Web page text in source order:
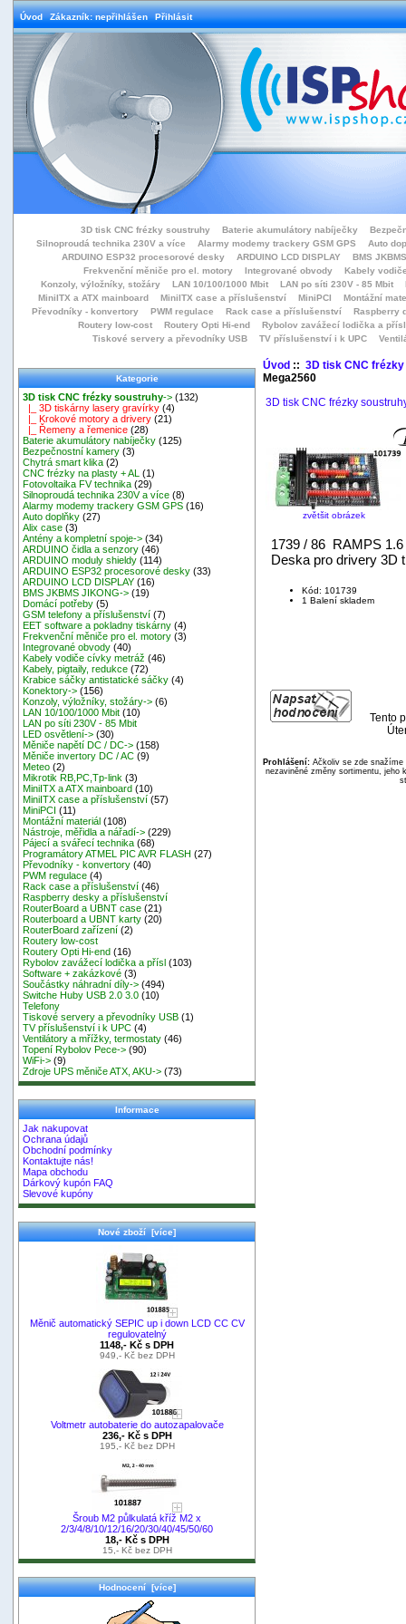
Úvod Zákazník: nepřihlášen Přihlásit
3D tisk CNC frézky soustruhy Baterie akumulátory nabíječky
Silnoproudá technika 230V a více
Alarmy modemy trackery GSM GPS
Auto
ARDUINO ESP32 procesorové desky
ARDUINO LCD DISPLAY
BMS
Frekvenční měniče pro el. motory
Integrované obvody
Kabely
Konzoly, výložníky, stožáry
LAN 10/100/1000 Mbit LAN po síti 230V - 85 Mbit
MiniITX a ATX mainboard
MiniITX case a příslušenství MiniPCI
Montážní
Převodníky - konvertory
PWM regulace Rack case a příslušenství
Raspberry
Routery low-cost
Routery Opti Hi-end
Rybolov zavážecí lodička a přísl
Tiskové servery a převodníky USB
TV příslušenství i k UPC
Kategorie
3D tisk CNC frézky soustruhy-> (132)
|_ 3D tiskárny lasery gravírky (4)
|_ Krokové motory a drivery (21)
|_ Řemeny a řemenice (28)
Baterie akumulátory nabíječky (125)
Bezpečnostní kamery (3)
Chytrá smart klika (2)
CNC frézky na plasty + AL
(1)
Fotovoltaika FV technika (29)
Silnoproudá technika 230V a více (8)
Alarmy modemy trackery GSM GPS (16)
Auto doplňky (27)
Alix case (3)
Antény a kompletní spoje-> (34)
ARDUINO čidla a senzory (46)
ARDUINO moduly shieldy (114)
ARDUINO ESP32 procesorové desky (33)
ARDUINO LCD DISPLAY (16)
BMS JKBMS JIKONG-> (19)
Domácí potřeby (5)
GSM telefony a příslušenství (7)
EET software a pokladny tiskárny (4)
Frekvenční měniče pro el. motory (3)
Integrované obvody (40)
Kabely vodiče cívky metráž (46)
Kabely, pigtaily, redukce (72)
Krabice sáčky antistatické sáčky (4)
Konektory-> (156)
Konzoly, výložníky, stožáry-> (6)
LAN 10/100/1000 Mbit (10)
LAN po síti 230V - 85 Mbit
LED osvětlení-> (30)
Měniče napětí DC / DC-> (158)
Měniče invertory DC / AC (9)
Meteo (2)
Mikrotik RB,PC,Tp-link (3)
MiniITX a ATX mainboard (10)
MiniITX case a příslušenství (57)
MiniPCI (11)
Montážní materiál (108)
Nástroje, měřidla a nářadí-> (229)
Pájecí a svářecí technika (68)
Programátory ATMEL PIC AVR FLASH (27)
Převodníky - konvertory (40)
PWM regulace (4)
Rack case a příslušenství (46)
Raspberry desky a příslušenství
RouterBoard a UBNT case (21)
Routerboard a UBNT karty (20)
RouterBoard zařízení (2)
Routery low-cost
Routery Opti Hi-end (16)
Rybolov zavážecí lodička a přísl (103)
Software + zakázkové (3)
Součástky náhradní díly-> (494)
Switche Huby USB 2.0 3.0 (10)
Telefony
Tiskové servery a převodníky USB (1)
TV příslušenství i k UPC (4)
Ventilátory a mřížky, termostaty (46)
Topení Rybolov Pece-> (90)
WiFi-> (9)
Zdroje UPS měniče ATX, AKU-> (73)
Informace
Jak nakupovat
Ochrana údajů
Obchodní podmínky
Kontaktujte nás!
Mapa obchodu
Dárkový kupón FAQ
Slevové kupóny
Nové zboží [více]
Měnič automatický SEPIC up i down LCD CC CV
regulovatelný
1148,- Kč s DPH
949,- Kč bez DPH
Voltmetr autobaterie do autozapalovače
236,- Kč s DPH
195,- Kč bez DPH
Šroub M2 půlkulatá kříž M2 x
2/3/4/8/10/12/16/20/30/40/45/50/60
18,- Kč s DPH
15,- Kč bez DPH
Hodnocení [více]
Úvod:: 3D tisk CNC
Mega2560
3D tisk CNC frézky
zvětšit obrázek
1739 / 86 RAMPS
Deska pro drivery 3D
Kód: 101739
1 Balení skladem
Tento
Prohlášení:Ačkoliv se zde snažíme
nezaviněné změny sortimentu, jeho